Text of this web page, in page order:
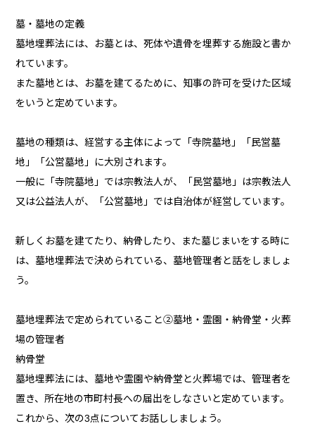
墓・墓地の定義
墓地埋葬法には、お墓とは、死体や遺骨を埋葬する施設と書か
れています。
また墓地とは、お墓を建てるために、知事の許可を受けた区域
をいうと定めています。
墓地の種類は、経営する主体によって「寺院墓地」「民営墓
地」「公営墓地」に大別されます。
一般に「寺院墓地」では宗教法人が、「民営墓地」は宗教法人
又は公益法人が、「公営墓地」では自治体が経営しています。
新しくお墓を建てたり、納骨したり、また墓じまいをする時に
は、墓地埋葬法で決められている、墓地管理者と話をしましょ
う。
墓地埋葬法で定められていること②墓地・霊園・納骨堂・火葬
場の管理者
納骨堂
墓地埋葬法には、墓地や霊園や納骨堂と火葬場では、管理者を
置き、所在地の市町村長への届出をしなさいと定めています。
これから、次の3点についてお話ししましょう。